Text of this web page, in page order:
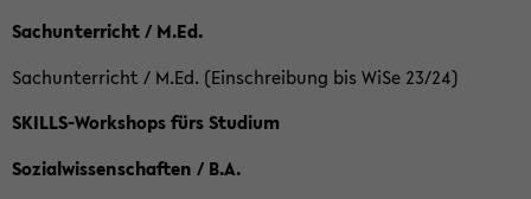
Sachunterricht / M.Ed.
Sachunterricht / M.Ed. (Einschreibung bis WiSe 23/24)
SKILLS-Workshops fürs Studium
Sozialwissenschaften / B.A.